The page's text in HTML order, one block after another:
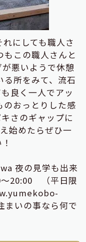
にしても職人さ
もこの職人さんと
悪いようで休憩
る所をみて、流石
良く一人でアッ
のおっとりした感
さのギャップに
めたらぜひ一
夜の見学も出来
20:00 （平日限
いの事なら何で